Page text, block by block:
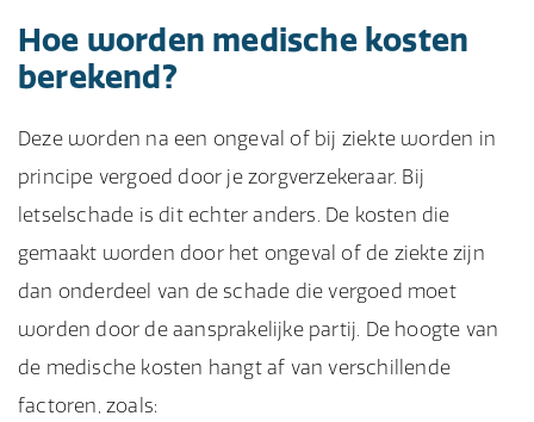
Hoe worden medische kosten
berekend?
Deze worden na een ongeval of bij ziekte worden in
principe vergoed door je zorgverzekeraar. Bij
letselschade is dit echter anders. De kosten die
gemaakt worden door het ongeval of de ziekte zijn
dan onderdeel van de schade die vergoed moet
worden door de aansprakelijke partij. De hoogte van
de medische kosten hangt af van verschillende
factoren, zoals: